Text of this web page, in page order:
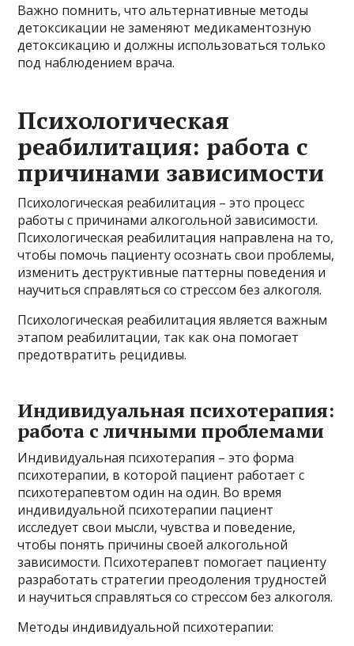
Важно помнить, что альтернативные методы
детоксикации не заменяют медикаментозную
детоксикацию и должны использоваться только
под наблюдением врача.
Психологическая
реабилитация: работа с
причинами зависимости
Психологическая реабилитация – это процесс
работы с причинами алкогольной зависимости.
Психологическая реабилитация направлена на то,
чтобы помочь пациенту осознать свои проблемы,
изменить деструктивные паттерны поведения и
научиться справляться со стрессом без алкоголя.
Психологическая реабилитация является важным
этапом реабилитации, так как она помогает
предотвратить рецидивы.
Индивидуальная психотерапия:
работа с личными проблемами
Индивидуальная психотерапия – это форма
психотерапии, в которой пациент работает с
психотерапевтом один на один. Во время
индивидуальной психотерапии пациент
исследует свои мысли, чувства и поведение,
чтобы понять причины своей алкогольной
зависимости. Психотерапевт помогает пациенту
разработать стратегии преодоления трудностей
и научиться справляться со стрессом без алкоголя.
Методы индивидуальной психотерапии: